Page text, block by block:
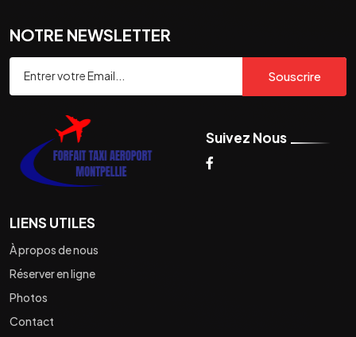
NOTRE NEWSLETTER
Souscrire
Suivez Nous
LIENS UTILES
À propos de nous
Réserver en ligne
Photos
Contact